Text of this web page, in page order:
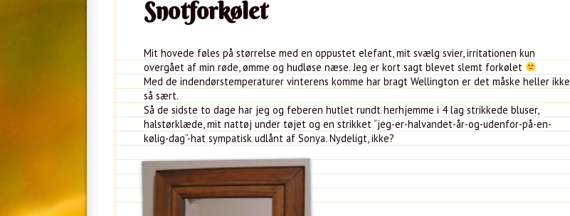
Snotforkølet
Mit hovede føles på størrelse med en oppustet elefant, mit svælg svier, irritationen kun
overgået af min røde, ømme og hudløse næse. Jeg er kort sagt blevet slemt forkølet
Med de indendørstemperaturer vinterens komme har bragt Wellington er det måske heller ikke
så sært.
Så de sidste to dage har jeg og feberen hutlet rundt herhjemme i 4 lag strikkede bluser,
halstørklæde, mit nattøj under tøjet og en strikket “jeg-er-halvandet-år-og-udenfor-på-en-
kølig-dag”-hat sympatisk udlånt af Sonya. Nydeligt, ikke?